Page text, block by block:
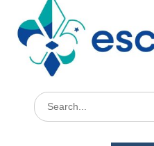
Search
for: